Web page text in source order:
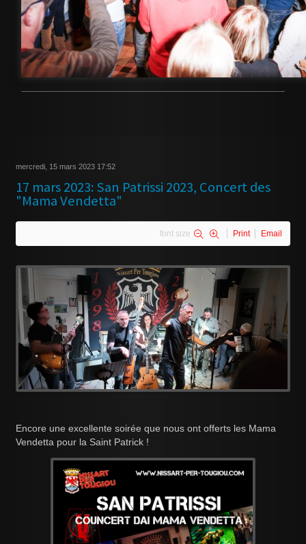
mercredi, 15 mars 2023 17:52
17 mars 2023: San Patrissi 2023, Concert des
"Mama Vendetta"
font size Print Email
Encore une excellente soirée que nous ont offerts les Mama
Vendetta pour la Saint Patrick !